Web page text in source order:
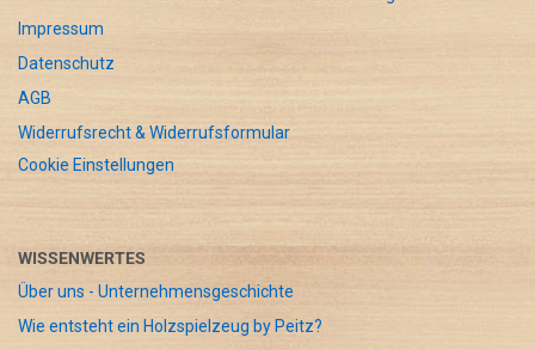
Impressum
Datenschutz
AGB
Widerrufsrecht & Widerrufsformular
Cookie Einstellungen
WISSENWERTES
Über uns - Unternehmensgeschichte
Wie entsteht ein Holzspielzeug by Peitz?